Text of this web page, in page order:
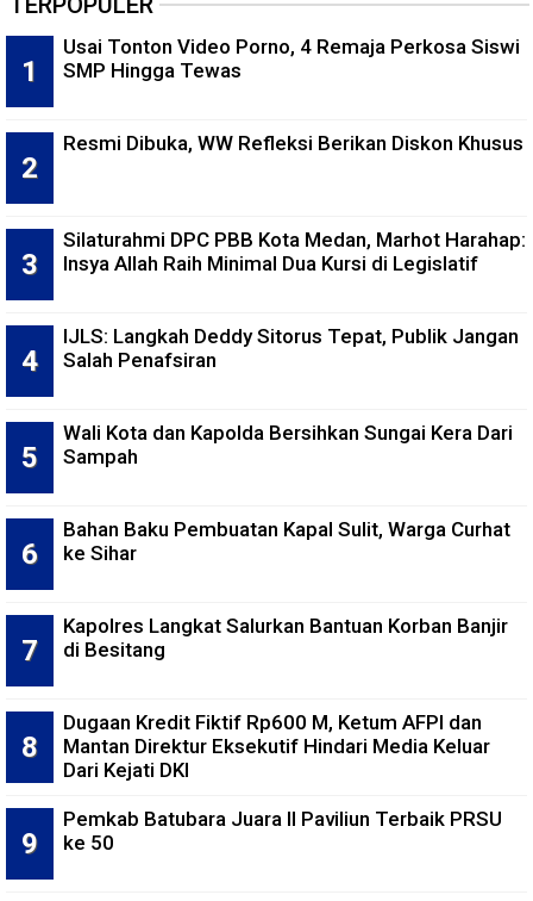
Usai Tonton Video Porno, 4 Remaja Perkosa Siswi
SMP Hingga Tewas
Resmi Dibuka, WW Refleksi Berikan Diskon Khusus
Silaturahmi DPC PBB Kota Medan, Marhot Harahap:
Insya Allah Raih Minimal Dua Kursi di Legislatif
IJLS: Langkah Deddy Sitorus Tepat, Publik Jangan
Salah Penafsiran
Wali Kota dan Kapolda Bersihkan Sungai Kera Dari
Sampah
Bahan Baku Pembuatan Kapal Sulit, Warga Curhat
ke Sihar
Kapolres Langkat Salurkan Bantuan Korban Banjir
di Besitang
Dugaan Kredit Fiktif Rp600 M, Ketum AFPI dan
Mantan Direktur Eksekutif Hindari Media Keluar
Dari Kejati DKI
Pemkab Batubara Juara II Paviliun Terbaik PRSU
ke 50